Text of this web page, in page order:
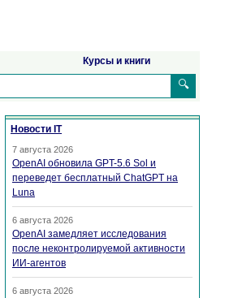
Курсы и книги
🔍
Новости IT
7 августа 2026
OpenAI обновила GPT-5.6 Sol и
переведет бесплатный ChatGPT на
Luna
6 августа 2026
OpenAI замедляет исследования
после неконтролируемой активности
ИИ-агентов
6 августа 2026